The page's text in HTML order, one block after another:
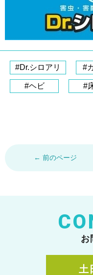
#Dr.シロアリ #
#ヘビ #
← 前のページ
お
土